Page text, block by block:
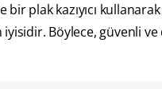
plak kazıyıcı
Böylece, güvenli